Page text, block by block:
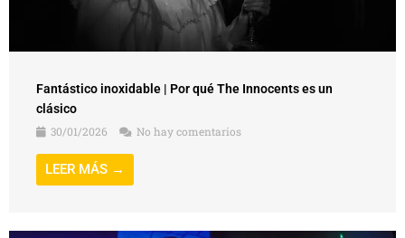
Fantástico inoxidable | Por qué The Innocents es un
clásico
30/01/2026
No hay comentarios
LEER MÁS →